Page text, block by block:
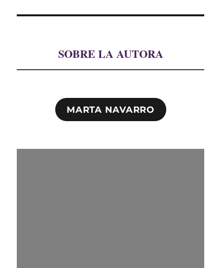
SOBRE LA AUTORA
MARTA NAVARRO